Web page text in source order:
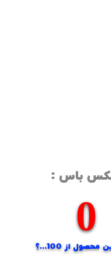
بکس باس :
محصول از 100...؟
0